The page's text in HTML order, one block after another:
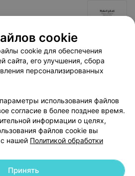
Все цены
Добавить компанию
cookie
cookie для обеспечения
сайта, его улучшения, сбора
персонализированных
использования файлов
согласие в более позднее время.
информации о целях,
файлов cookie вы
нашей Политикой обработки
Принять